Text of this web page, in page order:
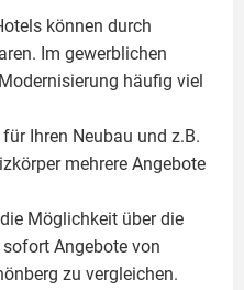
können durch
Im gewerblichen
häufig viel
Ihren Neubau und z.B.
mehrere Angebote
Möglichkeit über die
Angebote von
zu vergleichen.